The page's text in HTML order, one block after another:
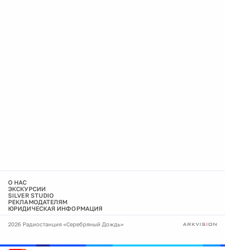
О НАС
ЭКСКУРСИИ
SILVER STUDIO
РЕКЛАМОДАТЕЛЯМ
ЮРИДИЧЕСКАЯ ИНФОРМАЦИЯ
2026 Радиостанция «Серебряный Дождь»